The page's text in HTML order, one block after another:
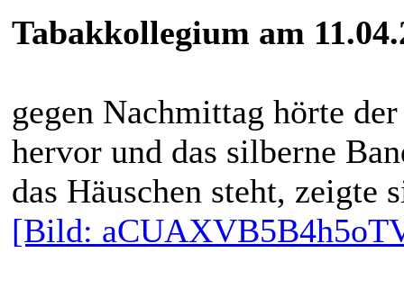
Tabakkollegium am
gegen Nachmittag hörte
hervor und das silberne
das Häuschen steht, zeigte
[Bild: